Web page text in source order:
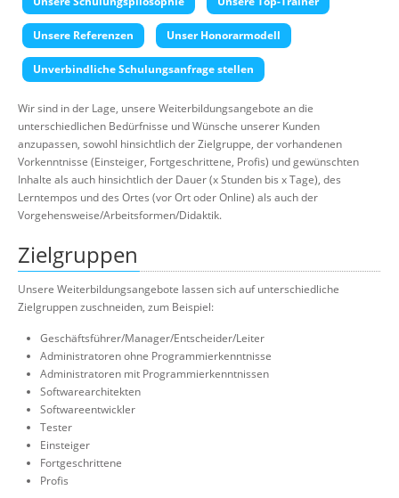
Über uns
Suche
Unsere Referenzen Unser Honorarmodell
Unverbindliche Schulungsanfrage stellen
Wir sind in der Lage, unsere Weiterbildungsangebote an die
unterschiedlichen Bedürfnisse und Wünsche unserer Kunden
anzupassen, sowohl hinsichtlich der Zielgruppe, der vorhandenen
Vorkenntnisse (Einsteiger, Fortgeschrittene, Profis) und gewünschten
Inhalte als auch hinsichtlich der Dauer (x Stunden bis x Tage), des
Lerntempos und des Ortes (vor Ort oder Online) als auch der
Vorgehensweise/Arbeitsformen/Didaktik.
Zielgruppen
Unsere Weiterbildungsangebote lassen sich auf unterschiedliche
Zielgruppen zuschneiden, zum Beispiel:
Geschäftsführer/Manager/Entscheider/Leiter
Administratoren ohne Programmierkenntnisse
Administratoren mit Programmierkenntnissen
Softwarearchitekten
Softwareentwickler
Tester
Einsteiger
Fortgeschrittene
Profis